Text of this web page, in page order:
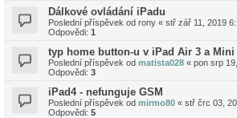
Dálkové ovládání iPadu
Poslední příspěvek od rony « stř zář 11, 2019
Odpovědi: 1
typ home button-u v iPad Air 3 a Mini
Poslední příspěvek od matista028 « pon srp
Odpovědi: 3
iPad4 - nefunguje GSM
Poslední příspěvek od mirmo80 « stř črc 03,
Odpovědi: 5